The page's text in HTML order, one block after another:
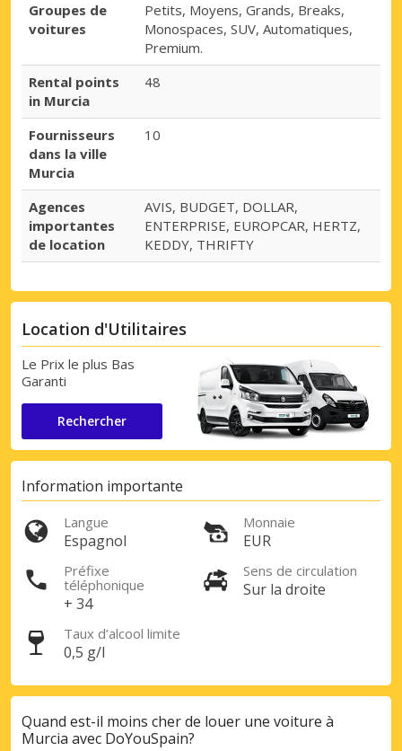
Groupes de
voitures
Petits, Moyens, Grands, Breaks,
Monospaces, SUV, Automatiques,
Premium.
Rental points
in Murcia
48
Fournisseurs
dans la ville
Murcia
10
Agences
importantes
de location
AVIS, BUDGET, DOLLAR,
ENTERPRISE, EUROPCAR, HERTZ,
KEDDY, THRIFTY
Location d'Utilitaires
Le Prix le plus Bas
Garanti
Rechercher
Information importante
Langue
Espagnol
Monnaie
EUR
Préfixe
téléphonique
+ 34
Sens de circulation
Sur la droite
Taux d’alcool limite
0,5 g/l
Quand est-il moins cher de louer une voiture à
Murcia avec DoYouSpain?